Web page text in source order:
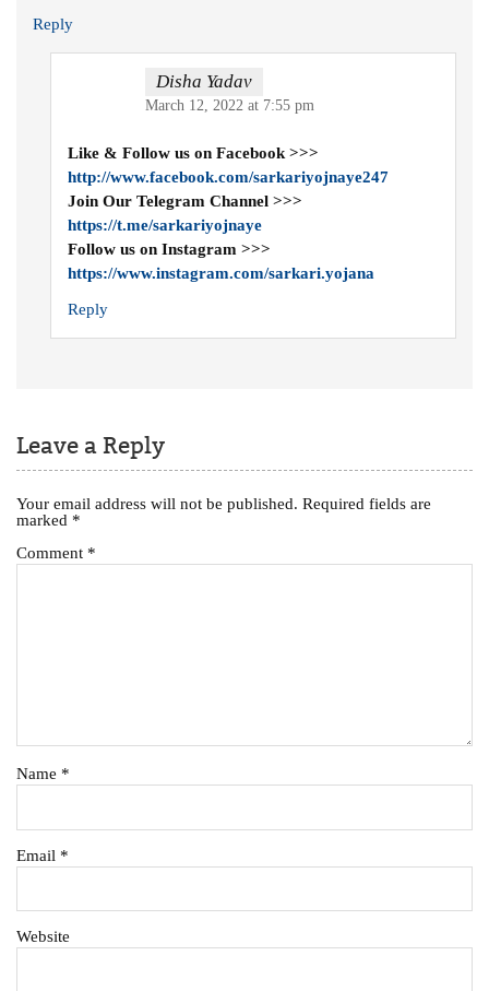
Reply
Disha Yadav
March 12, 2022 at 7:55 pm
Like & Follow us on Facebook >>>
http://www.facebook.com/sarkariyojnaye247
Join Our Telegram Channel >>>
https://t.me/sarkariyojnaye
Follow us on Instagram >>>
https://www.instagram.com/sarkari.yojana
Reply
Leave a Reply
Your email address will not be published. Required fields are
marked *
Comment *
Name *
Email *
Website